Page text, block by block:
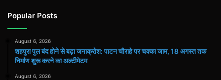
Popular Posts
August 6, 2026
शहपुरा पुल बंद होने से बढ़ा जनाक्रोश: पाटन चौराहे पर चक्का जाम, 18 अगस्त तक
निर्माण शुरू करने का अल्टीमेटम
August 6, 2026